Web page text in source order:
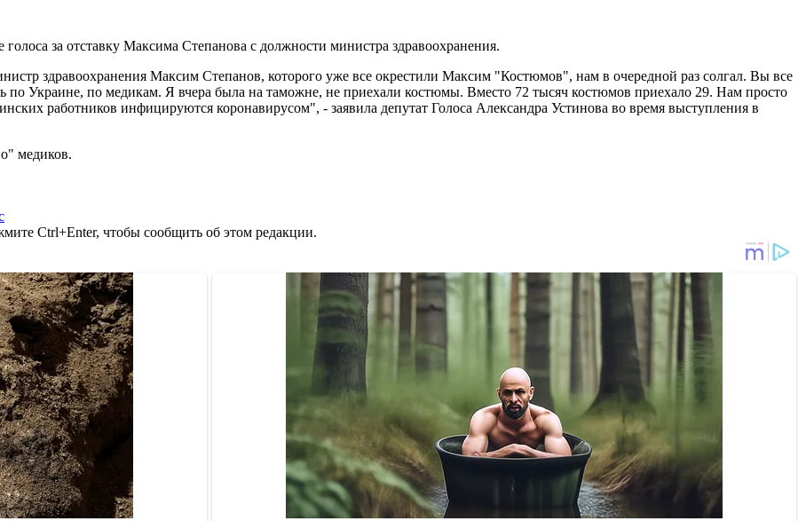
за отставку Максима Степанова с должности министра здравоохранения.
здравоохранения Максим Степанов, которого уже все окрестили Максим "Костюмов", нам в очередной раз солгал. Вы все
по Украине, по медикам. Я вчера была на таможне, не приехали костюмы. Вместо 72 тысяч костюмов приехало 29. Нам просто
работников инфицируются коронавирусом", - заявила депутат Голоса Александра Устинова во время выступления в
медиков.
Ctrl+Enter, чтобы сообщить об этом редакции.